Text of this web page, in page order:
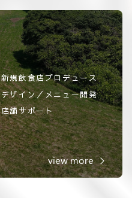
新規飲食店プロデュース
デザイン／メニュー開発
店舗サポート
view more